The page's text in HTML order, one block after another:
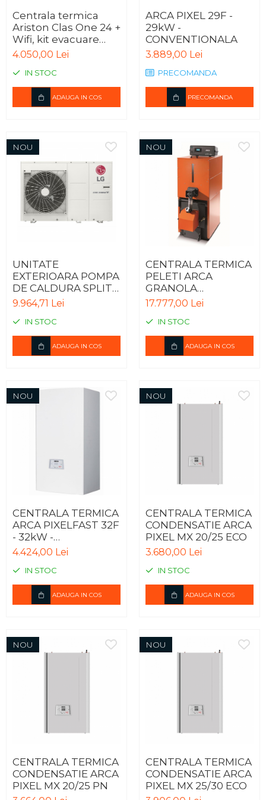
Centrala termica
Ariston Clas One 24 +
Wifi, kit evacuare
inclus
4.050,00 Lei
IN STOC
ADAUGA IN COS
ARCA PIXEL 29F -
29kW -
CONVENTIONALA
3.889,00 Lei
PRECOMANDA
PRECOMANDA
NOU
UNITATE
EXTERIOARA POMPA
DE CALDURA SPLIT
IWT HYDRO BOX
R32 MONOFAZIC
ODU HU051MR.U44
9.964,71 Lei
IN STOC
ADAUGA IN COS
NOU
CENTRALA TERMICA
PELETI ARCA
GRANOLA
AUTOMATICA 20R -
20KW
17.777,00 Lei
IN STOC
ADAUGA IN COS
NOU
CENTRALA TERMICA
ARCA PIXELFAST 32F
- 32kW -
CONVENTIONALA
4.424,00 Lei
IN STOC
ADAUGA IN COS
NOU
CENTRALA TERMICA
CONDENSATIE ARCA
PIXEL MX 20/25 ECO
3.680,00 Lei
IN STOC
ADAUGA IN COS
NOU
CENTRALA TERMICA
CONDENSATIE ARCA
PIXEL MX 20/25 PN
NOU
CENTRALA TERMICA
CONDENSATIE ARCA
PIXEL MX 25/30 ECO